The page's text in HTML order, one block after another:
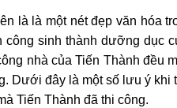
là là một nét đẹp văn hóa
sinh thành dưỡng dục
nhà của Tiến Thành đều
Dưới đây là một số lưu ý
Tiến Thành đã thi công.